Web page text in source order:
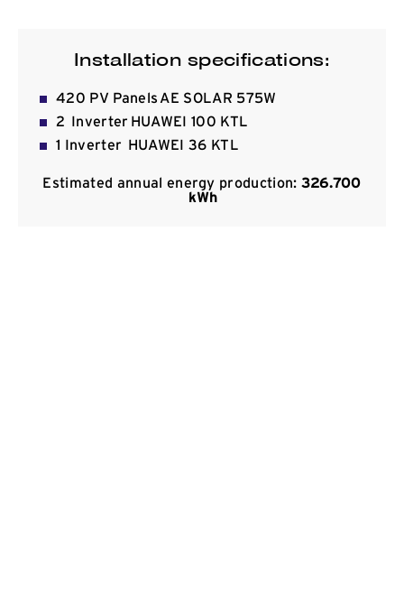
Kommunikation
Installation specifications:
420 PV Panels AE SOLAR 575W
2 Inverter HUAWEI 100 KTL
1 Inverter HUAWEI 36 KTL
Estimated annual energy production: 326.700​
kWh